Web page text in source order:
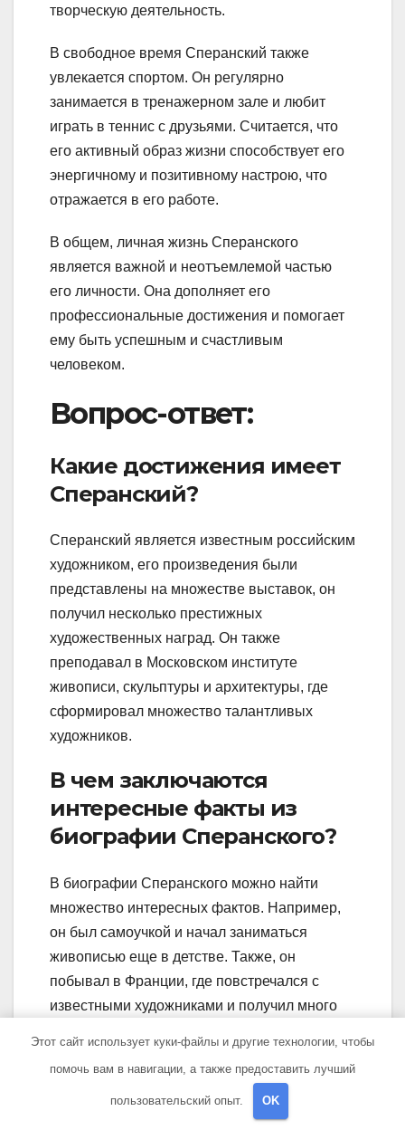
творческую деятельность.
В свободное время Сперанский также
увлекается спортом. Он регулярно
занимается в тренажерном зале и любит
играть в теннис с друзьями. Считается, что
его активный образ жизни способствует его
энергичному и позитивному настрою, что
отражается в его работе.
В общем, личная жизнь Сперанского
является важной и неотъемлемой частью
его личности. Она дополняет его
профессиональные достижения и помогает
ему быть успешным и счастливым
человеком.
Вопрос-ответ:
Какие достижения имеет
Сперанский?
Сперанский является известным российским
художником, его произведения были
представлены на множестве выставок, он
получил несколько престижных
художественных наград. Он также
преподавал в Московском институте
живописи, скульптуры и архитектуры, где
сформировал множество талантливых
художников.
В чем заключаются
интересные факты из
биографии Сперанского?
В биографии Сперанского можно найти
множество интересных фактов. Например,
он был самоучкой и начал заниматься
живописью еще в детстве. Также, он
побывал в Франции, где повстречался с
известными художниками и получил много
создавая свой уникальный стиль.
Расскажите о личной
Этот сайт использует куки-файлы и другие технологии, чтобы
помочь вам в навигации, а также предоставить лучший
пользовательский опыт. OK